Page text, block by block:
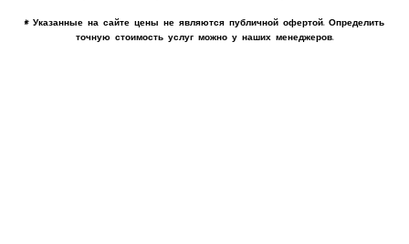
* Указанные на сайте цены не являются публичной офертой. Определить
точную стоимость услуг можно у наших менеджеров.